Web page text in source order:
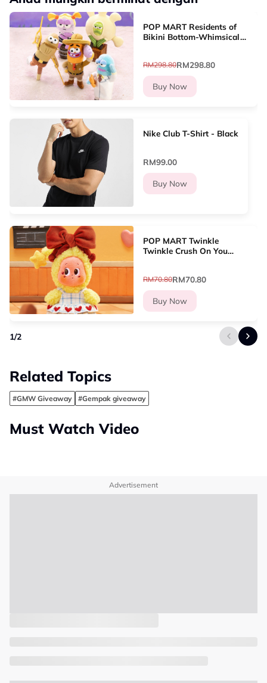
POP MART Residents of
Bikini Bottom-Whimsical
RM298.80RM298.80
Buy Now
Nike Club T-Shirt - Black
RM99.00
Buy Now
POP MART Twinkle
Twinkle Crush On You
RM70.80RM70.80
Buy Now
1/2
Related Topics
#GMW Giveaway #Gempak giveaway
Must Watch Video
Advertisement